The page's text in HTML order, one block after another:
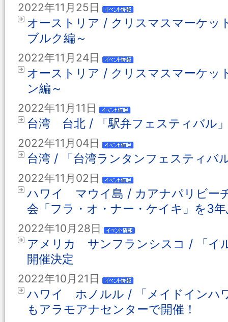
2022年11月25日
オーストリア / クリスマスマーケッ
ブルク編～
2022年11月24日
オーストリア / クリスマスマーケッ
ン編～
2022年11月11日
台湾 台北 / 「駅弁フェスティバル
2022年11月04日
台湾 / 「台湾ランタンフェスティバ
2022年11月02日
ハワイ マウイ島 / カアナパリビー
会「フラ・オ・ナー・ケイキ」を3
2022年10月28日
アメリカ サンフランシスコ / 「イ
開催決定
2022年10月21日
ハワイ ホノルル / 「メイドインハ
もアラモアナセンターで開催！